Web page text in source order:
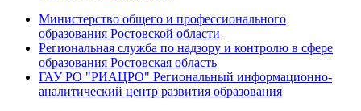
Министерство общего и профессионального
образования Ростовской области
Региональная служба по надзору и контролю в сфере
образования Ростовская область
ГАУ РО "РИАЦРО" Региональный информационно-
аналитический центр развития образования